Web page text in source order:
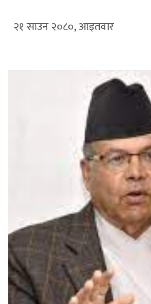
२१ साउन २०८०, आइतवार